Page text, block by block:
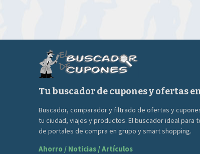
90.00€.39.00€.
Tu buscador de cupones y ofertas
Buscador, comparador y filtrado de ofertas y
tu ciudad, viajes y productos. El buscador ideal para
de portales de compra en grupo y smart shopping.
Ahorro / Noticias / Artículos